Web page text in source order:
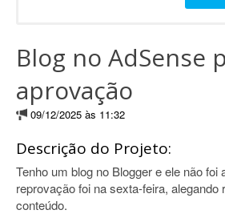
Blog no AdSense
aprovação
09/12/2025 às 11:32
Descrição do Projeto:
Tenho um blog no Blogger e ele não foi
reprovação foi na sexta-feira,
conteúdo.